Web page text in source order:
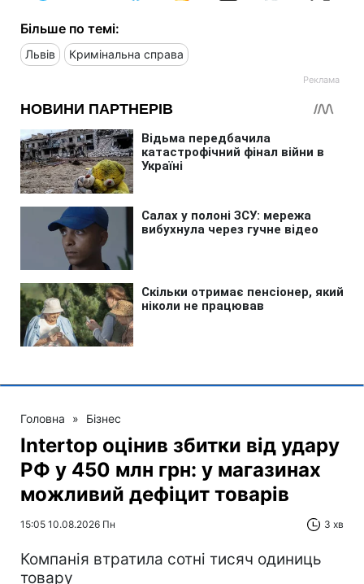
Більше по темі:
Львів Кримінальна справа
Головна » Бізнес
Intertop оцінив збитки від удару
РФ у 450 млн грн: у магазинах
можливий дефіцит товарів
15:05 10.08.2026 Пн 3 хв
Компанія втратила сотні тисяч одиниць
товару